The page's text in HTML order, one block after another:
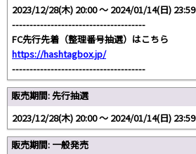
2023/12/28(木) 20:00 〜 2024/01/14(日) 23:59
--------------------------------------
FC先行先着（整理番号抽選）はこちら
https://hashtagbox.jp/
--------------------------------------
販売期間: 先行抽選
2023/12/28(木) 20:00 〜 2024/01/14(日) 23:59
販売期間: 一般発売